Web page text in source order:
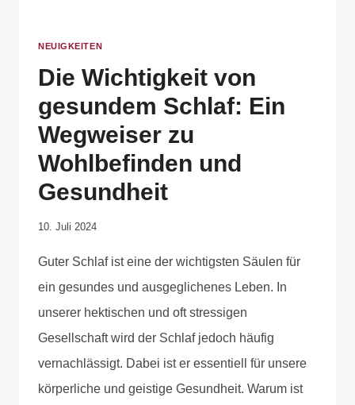
NEUIGKEITEN
Die Wichtigkeit von
gesundem Schlaf: Ein
Wegweiser zu
Wohlbefinden und
Gesundheit
Von
Krause
10. Juli 2024
Guter Schlaf ist eine der wichtigsten Säulen für
ein gesundes und ausgeglichenes Leben. In
unserer hektischen und oft stressigen
Gesellschaft wird der Schlaf jedoch häufig
vernachlässigt. Dabei ist er essentiell für unsere
körperliche und geistige Gesundheit. Warum ist